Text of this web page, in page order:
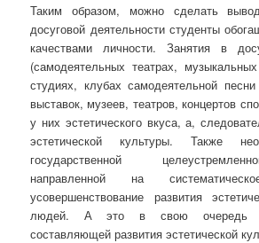
Таким образом, можно сделать
досуговой деятельности студенты
качествами личности. Занятия в
(самодеятельных театрах,
студиях, клубах самодеятельной
выставок, музеев, театров, концертов
у них эстетического вкуса, а,
эстетической культуры. Также
государственной
направленной на
усовершенствование развития
людей. А это в свою очередь
составляющей развития эстетической